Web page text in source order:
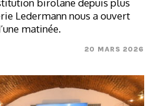
birolane depuis plus
Ledermann nous a ouvert
matinée.
20 MARS 2026